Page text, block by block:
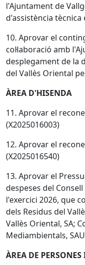
l'Ajuntament de
d'assistència
10. Aprovar el
col·laboració amb
desplegament de la
del Vallès Oriental
ÀREA D'HISENDA
11. Aprovar el
(X2025016003)
12. Aprovar el
(X2025016540)
13. Aprovar el
despeses del
l'exercici 2026, que
dels Residus del
Vallès Oriental, SA;
Mediambientals,
ÀREA DE PERSONES